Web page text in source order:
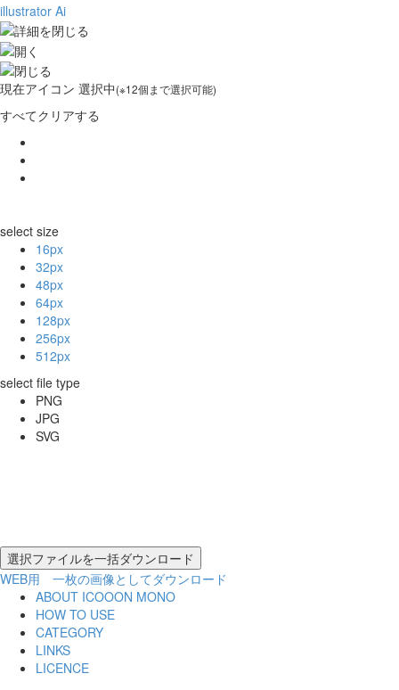
illustrator Ai
現在アイコン 選択中(※12個まで選択可能)
すべてクリアする
select size
16px
32px
48px
64px
128px
256px
512px
select file type
PNG
JPG
SVG
WEB用 一枚の画像としてダウンロード
ABOUT ICOOON MONO
HOW TO USE
CATEGORY
LINKS
LICENCE